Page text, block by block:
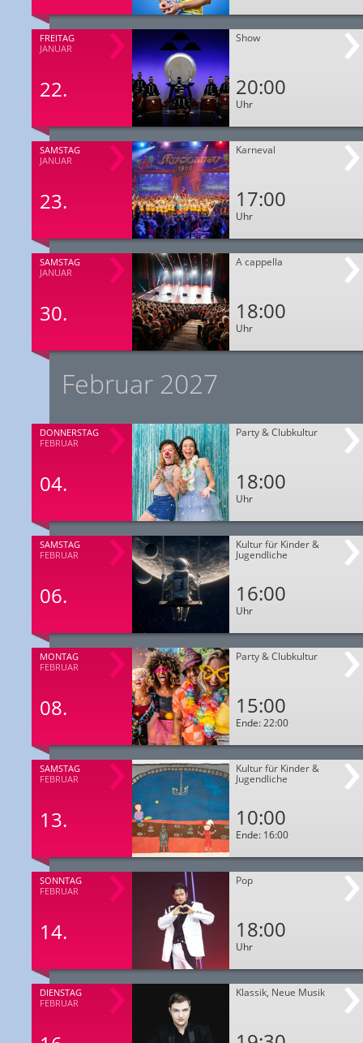
FREITAG
JANUAR
22.
Show
20:00
Uhr
SAMSTAG
JANUAR
23.
Karneval
17:00
Uhr
SAMSTAG
JANUAR
30.
A cappella
18:00
Uhr
Februar 2027
DONNERSTAG
FEBRUAR
04.
Party & Clubkultur
18:00
Uhr
SAMSTAG
FEBRUAR
06.
Kultur für Kinder &
Jugendliche
16:00
Uhr
MONTAG
FEBRUAR
08.
Party & Clubkultur
15:00
Ende: 22:00
SAMSTAG
FEBRUAR
13.
Kultur für Kinder &
Jugendliche
10:00
Ende: 16:00
SONNTAG
FEBRUAR
14.
Pop
18:00
Uhr
DIENSTAG
FEBRUAR
Klassik, Neue Musik